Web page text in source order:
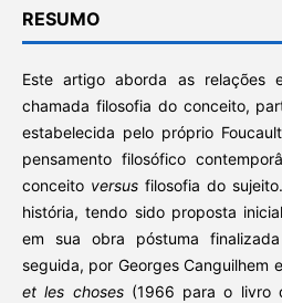
RESUMO
Este artigo aborda as relações
chamada filosofia do conceito,
estabelecida pelo próprio
pensamento filosófico
conceito versusfilosofia do
história, tendo sido proposta
em sua obra póstuma
seguida, por Georges Canguilhem
et les choses(1966 para o livro